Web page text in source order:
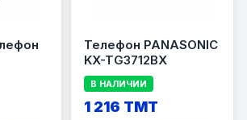
Телефон PANASONIC
KX-TG3712BX
В НАЛИЧИИ
1 216 TMT